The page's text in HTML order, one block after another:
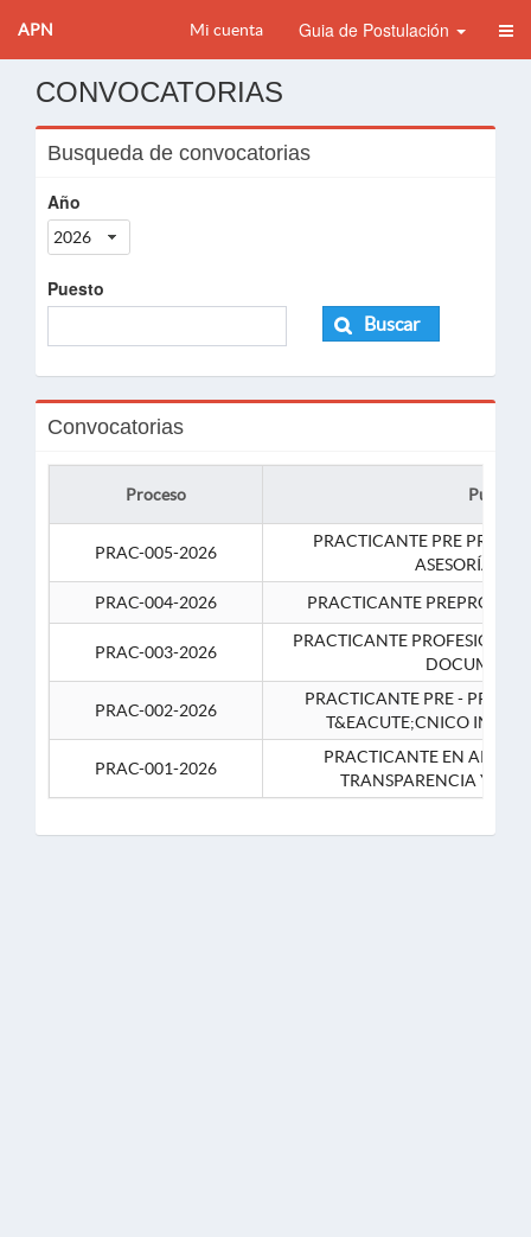
APN Mi cuenta Guia de Postulación
CONVOCATORIAS
Busqueda de convocatorias
Año
2026
Puesto
Buscar
Convocatorias
Proceso Puesto
PRAC-005-2026
PRACTICANTE PRE
ASESORÍA
PRAC-004-2026
PRACTICANTE
PRAC-003-2026
PRACTICANTE
PRAC-002-2026
PRACTICANTE PRE -
T&EACUTE;CNICO
PRAC-001-2026
PRACTICANTE EN APOYO
TRANSPARENCIA Y